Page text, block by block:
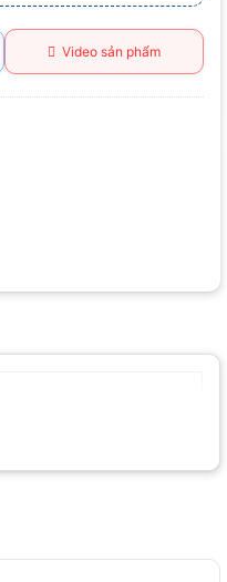
Video sản phẩm